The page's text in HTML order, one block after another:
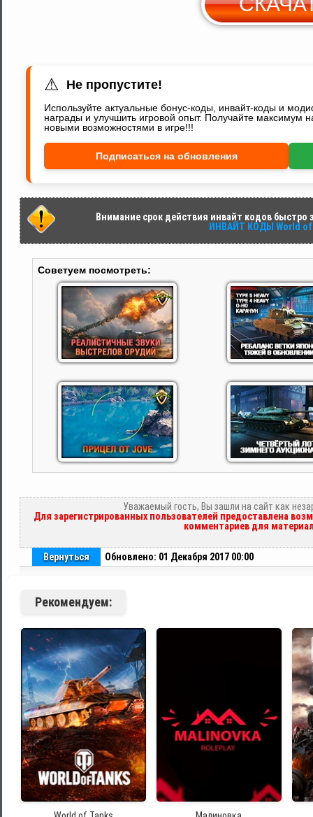
⚠ Не пропустите!
Используйте актуальные бонус-коды, инвайт-коды и
награды и улучшить игровой опыт. Получайте максимум
новыми возможностями в игре!!!
Подписаться на обновления
Внимание срок действия инвайт кодов быстро
ИНВАЙТ КОДЫ World
Советуем посмотреть:
Уважаемый гость, Вы зашли на сайт как
Для зарегистрированных пользователей предоставлена
комментариев для
Вернуться Обновлено: 01 Декабря 2017 00:00
Рекомендуем: